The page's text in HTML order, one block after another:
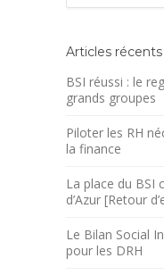
Articles récents
BSI réussi : le
grands groupes
Piloter les RH
la finance
La place du BSI
d’Azur [Retour
Le Bilan Social
pour les DRH